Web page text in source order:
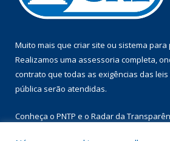
Muito mais que criar site ou sistema
Realizamos uma assessoria completa,
contrato que todas as exigências das leis
pública serão atendidas.
Conheça o PNTP e o Radar da